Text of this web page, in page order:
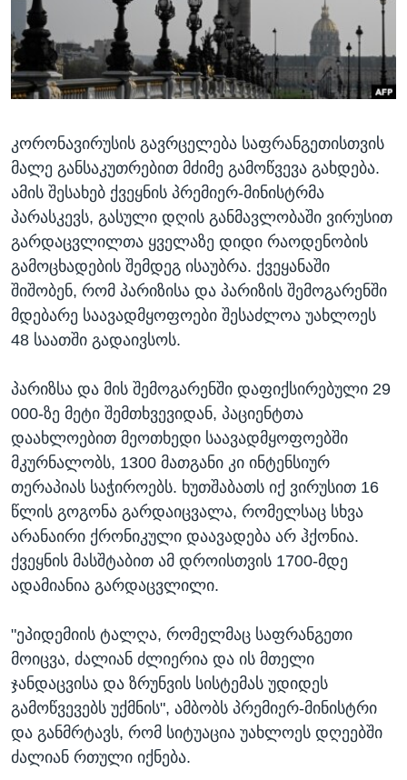
ᲡᲢᲣᲓᲘᲐ ᲕᲐᲨᲘᲜᲒᲢᲝᲜᲘ
ᲔᲙᲝᲜᲝᲛᲘᲙᲐ
ᲯᲐᲜᲛᲠᲗᲔᲚᲝᲑᲐ
ᲛᲔᲪᲜᲘᲔᲠᲔᲑᲐ
ᲙᲣᲚᲢᲣᲠᲐ
ᲒᲐᲚᲘᲚᲔᲝ
ᲓᲔᲖᲘᲜᲤᲝᲠᲛᲐᲪᲘᲐ
Learning English
ᲗᲕᲐᲚᲘ ᲒᲕᲐᲓᲔᲕᲜᲔᲗ
ენები
კორონავირუსის გავრცელება საფრანგეთისთვის
მალე განსაკუთრებით მძიმე გამოწვევა გახდება.
ამის შესახებ ქვეყნის პრემიერ-მინისტრმა
პარასკევს, გასული დღის განმავლობაში ვირუსით
გარდაცვლილთა ყველაზე დიდი რაოდენობის
გამოცხადების შემდეგ ისაუბრა. ქვეყანაში
შიშობენ, რომ პარიზისა და პარიზის შემოგარენში
მდებარე საავადმყოფოები შესაძლოა უახლოეს
48 საათში გადაივსოს.
პარიზსა და მის შემოგარენში დაფიქსირებული 29
000-ზე მეტი შემთხვევიდან, პაციენტთა
დაახლოებით მეოთხედი საავადმყოფოებში
მკურნალობს, 1300 მათგანი კი ინტენსიურ
თერაპიას საჭიროებს. ხუთშაბათს იქ ვირუსით 16
წლის გოგონა გარდაიცვალა, რომელსაც სხვა
არანაირი ქრონიკული დაავადება არ ჰქონია.
ქვეყნის მასშტაბით ამ დროისთვის 1700-მდე
ადამიანია გარდაცვლილი.
"ეპიდემიის ტალღა, რომელმაც საფრანგეთი
მოიცვა, ძალიან ძლიერია და ის მთელი
ჯანდაცვისა და ზრუნვის სისტემას უდიდეს
გამოწვევებს უქმნის", ამბობს პრემიერ-მინისტრი
და განმრტავს, რომ სიტუაცია უახლოეს დღეებში
ძალიან რთული იქნება.